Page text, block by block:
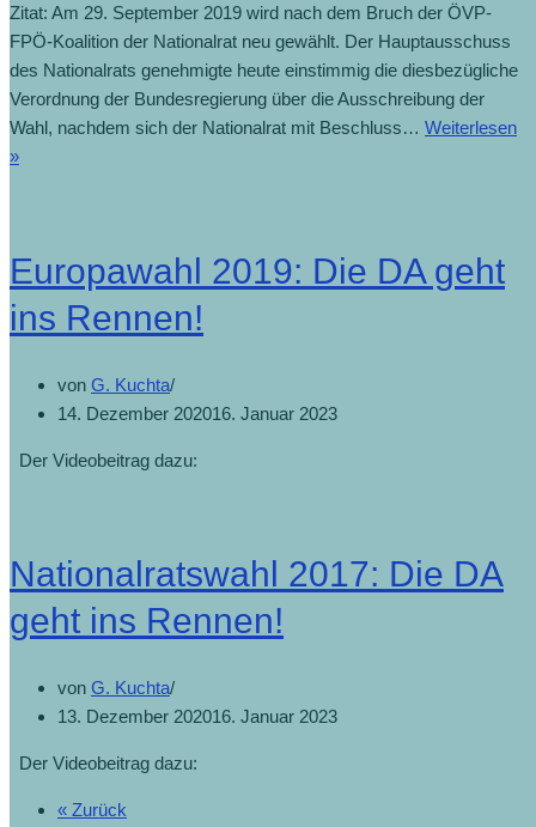
Zitat: Am 29. September 2019 wird nach dem Bruch der ÖVP-
FPÖ-Koalition der Nationalrat neu gewählt. Der Hauptausschuss
des Nationalrats genehmigte heute einstimmig die diesbezügliche
Verordnung der Bundesregierung über die Ausschreibung der
Wahl, nachdem sich der Nationalrat mit Beschluss… Weiterlesen
»
Europawahl 2019: Die DA geht
ins Rennen!
von G. Kuchta
14. Dezember 202016. Januar 2023
Der Videobeitrag dazu:
Nationalratswahl 2017: Die DA
geht ins Rennen!
von G. Kuchta
13. Dezember 202016. Januar 2023
Der Videobeitrag dazu:
« Zurück